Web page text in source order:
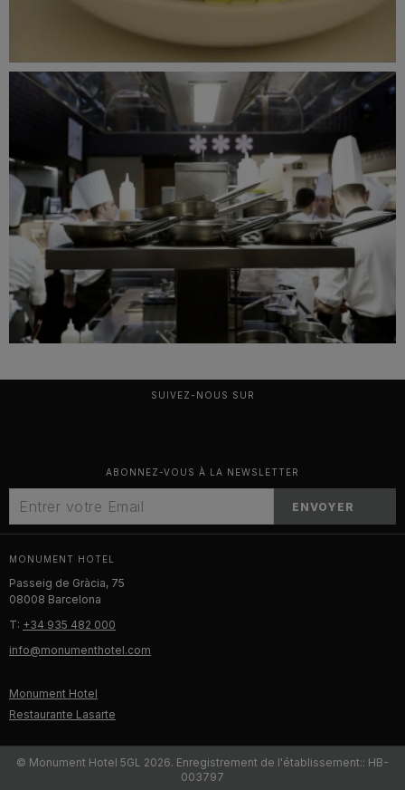
SUIVEZ-NOUS SUR
ABONNEZ-VOUS À LA NEWSLETTER
ENVOYER
MONUMENT HOTEL
Passeig de Gràcia, 75
08008 Barcelona
T: +34 935 482 000
info@monumenthotel.com
Monument Hotel
Restaurante Lasarte
© Monument Hotel 5GL 2026. Enregistrement de l'établissement:: HB-
003797